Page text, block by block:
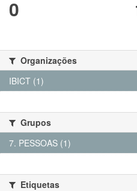
0
Organizações
IBICT (1)
Grupos
7. PESSOAS (1)
Etiquetas